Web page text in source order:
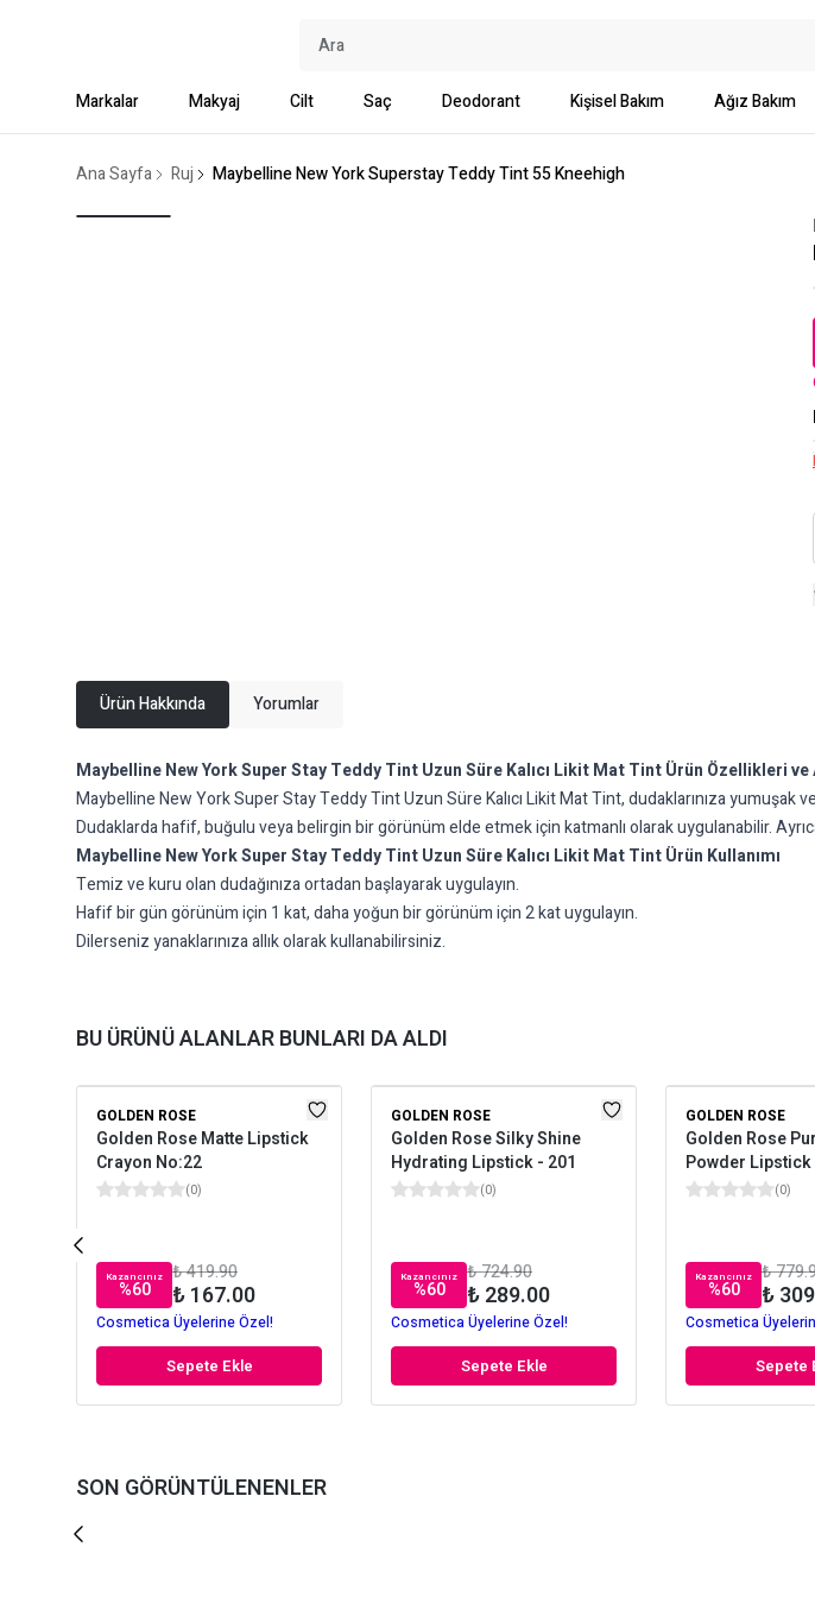
Markalar Makyaj Cilt Saç Deodorant Kişisel Bakım Ağız Bakım
Ana Sayfa Ruj Maybelline New York Superstay Teddy Tint 55 Kneehigh
Ürün Hakkında Yorumlar
Maybelline New York Super Stay Teddy Tint Uzun Süre Kalıcı Likit Mat Tint Ürün Özellikleri ve
Maybelline New York Super Stay Teddy Tint Uzun Süre Kalıcı Likit Mat Tint, dudaklarınıza yumuşak
Dudaklarda hafif, buğulu veya belirgin bir görünüm elde etmek için katmanlı olarak uygulanabilir.
Maybelline New York Super Stay Teddy Tint Uzun Süre Kalıcı Likit Mat Tint Ürün Kullanımı
Temiz ve kuru olan dudağınıza ortadan başlayarak uygulayın.
Hafif bir gün görünüm için 1 kat, daha yoğun bir görünüm için 2 kat uygulayın.
Dilerseniz yanaklarınıza allık olarak kullanabilirsiniz.
BU ÜRÜNÜ ALANLAR BUNLARI DA ALDI
GOLDEN ROSE
Golden Rose Matte Lipstick
Crayon No:22
(0)
Kazancınız
%60
₺ 419.90
₺ 167.00
Cosmetica Üyelerine Özel!
Sepete Ekle
GOLDEN ROSE
Golden Rose Silky Shine
Hydrating Lipstick - 201
(0)
Kazancınız
%60
₺ 724.90
₺ 289.00
Cosmetica Üyelerine Özel!
Sepete Ekle
GOLDEN ROSE
Golden Rose
Powder Lipstick
(0)
Kazancınız
%60
₺
₺
Cosmetica
Sepete
SON GÖRÜNTÜLENENLER